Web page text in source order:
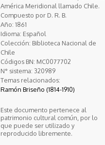
América Meridional llamado Chile.
Compuesto por D. R. B.
Año: 1861
Idioma: Español
Colección: Biblioteca Nacional de
Chile
Códigos BN: MC0077702
N° sistema: 320989
Temas relacionados:
Ramón Briseño (1814-1910)
Este documento pertenece al
patrimonio cultural común, por lo
que puede ser utilizado y
reproducido libremente.